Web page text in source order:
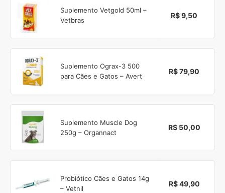
Suplemento Vetgold 50ml –
Vetbras
R$ 9,50
Suplemento Ograx-3 500
para Cães e Gatos – Avert
R$ 79,90
Suplemento Muscle Dog
250g – Organnact
R$ 50,00
Probiótico Cães e Gatos 14g
– Vetnil
R$ 49,90